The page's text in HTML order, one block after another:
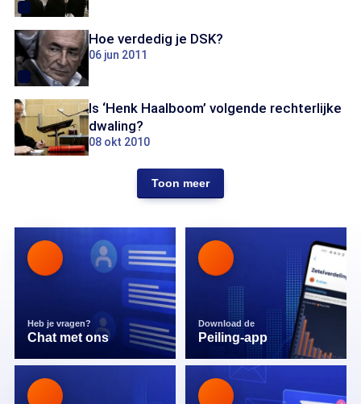
Hoe verdedig je DSK?
06 jun 2011
Is ‘Henk Haalboom’ volgende rechterlijke
dwaling?
08 okt 2010
Toon meer
Heb je vragen?
Chat met ons
Download de
Peiling-app